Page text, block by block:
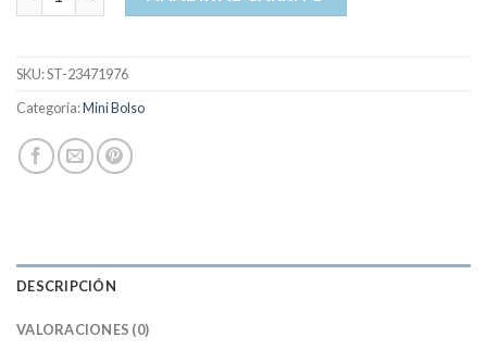
SKU:ST-23471976
Categoría:Mini Bolso
DESCRIPCIÓN
VALORACIONES (0)